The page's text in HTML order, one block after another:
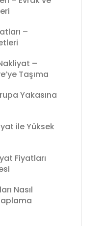
–
–
Taşıma
Yakasına
ile Yüksek
Fiyatları
Nasıl